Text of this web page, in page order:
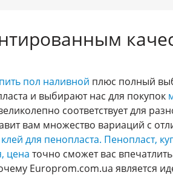
пол наливной плюс полный
и выбирают нас для покупок
соответствует для
вам множество вариаций с
для пенопласта. Пенопласт,
цена точно сможет вас
Europrom.com.ua является